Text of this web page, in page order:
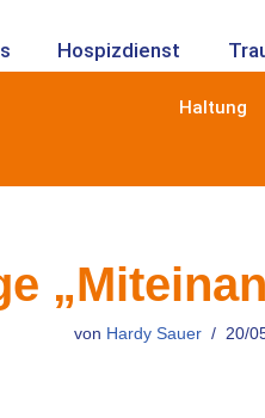
Hospizdienst
Haltung
von Hardy Sauer 20/